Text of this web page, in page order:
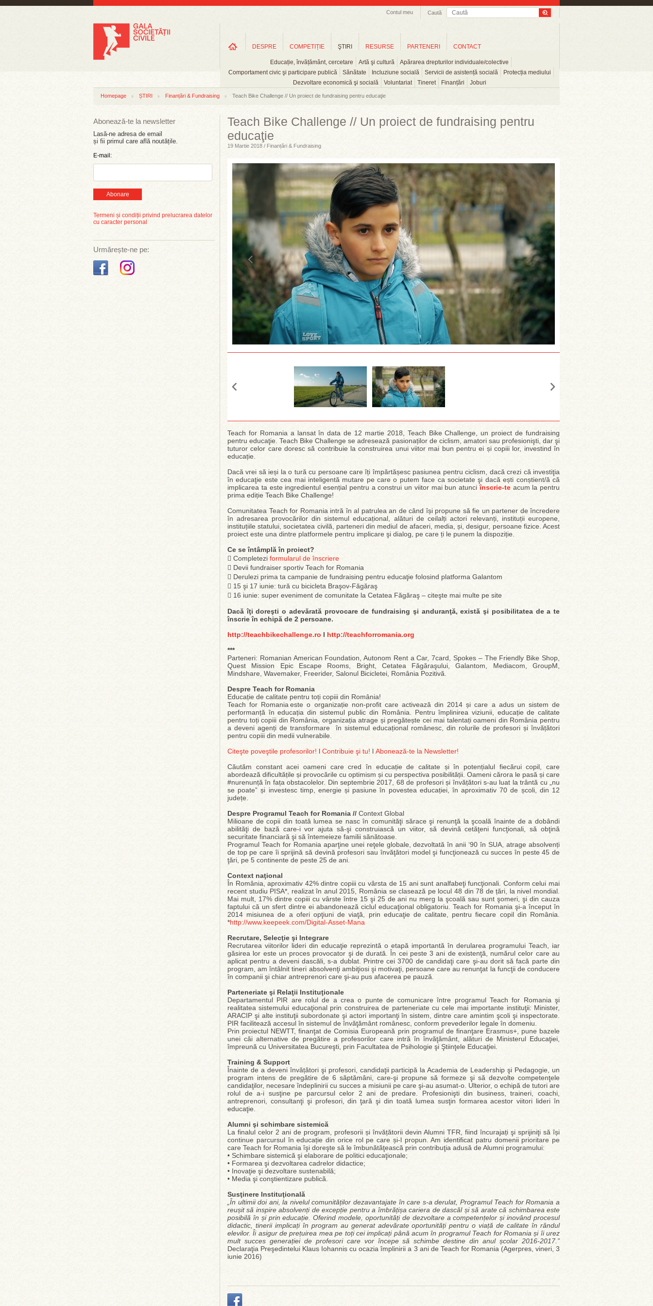
Caută
Contul meu
DESPRE COMPETIȚIE ŞTIRI
Educație, învățământ, cercetare Artă şi cultură
Apărarea drepturilor individuale/colective
Comportament civic şi participare publică
Sănătate Incluziune socială Servicii de asistență socială
Protecția mediului
Dezvoltare economică şi socială
Voluntariat Tineret Finanțări Joburi
RESURSE PARTENERI CONTACT
Homepage ȘTIRI Finanțări & Fundraising Teach Bike Challenge // Un proiect de fundraising pentru educaţie
Abonează-te la newsletter
Lasă-ne adresa de email
și fii primul care află noutățile.
E-mail:
Abonare
Termeni și condiții privind prelucrarea datelor
cu caracter personal
Urmărește-ne pe:
Teach Bike Challenge // Un proiect de fundraising pentru
educaţie
19 Martie 2018 / Finanțări & Fundraising
Teach for Romania a lansat în data de 12 martie 2018, Teach Bike Challenge, un proiect de fundraising
pentru educaţie. Teach Bike Challenge se adresează pasionaților de ciclism, amatori sau profesionişti, dar şi
tuturor celor care doresc să contribuie la construirea unui viitor mai bun pentru ei și copiii lor, investind în
educație.
Dacă vrei să ieși la o tură cu persoane care îți împărtășesc pasiunea pentru ciclism, dacă crezi că investiţia
în educaţie este cea mai inteligentă mutare pe care o putem face ca societate şi dacă ești conștient/ă că
implicarea ta este ingredientul esențial pentru a construi un viitor mai bun atunciînscrie-teacum la pentru
prima ediție Teach Bike Challenge!
Comunitatea Teach for Romania intră în al patrulea an de când își propune să fie un partener de încredere
în adresarea provocărilor din sistemul educațional, alături de ceilalți actori relevanți, instituții europene,
instituțiile statului, societatea civilă, parteneri din mediul de afaceri, media, și, desigur, persoane fizice. Acest
proiect este una dintre platformele pentru implicare şi dialog, pe care ți le punem la dispoziție.
Ce se întâmplă în proiect?
 Completezi formularul de înscriere
 Devii fundraiser sportiv Teach for Romania
 Derulezi prima ta campanie de fundraising pentru educaţie folosind platforma Galantom
 15 şi 17 iunie: tură cu bicicleta Braşov-Făgăraş
 16 iunie: super eveniment de comunitate la Cetatea Făgăraş – citeşte mai multe pe site
Dacă îţi doreşti o adevărată provocare de fundraising şi anduranţă, există şi posibilitatea de a te
înscrie în echipă de 2 persoane.
http://teachbikechallenge.ro l http://teachforromania.org
***
Parteneri: Romanian American Foundation, Autonom Rent a Car, 7card, Spokes – The Friendly Bike Shop,
Quest Mission Epic Escape Rooms, Bright, Cetatea Făgăraşului, Galantom, Mediacom, GroupM,
Mindshare, Wavemaker, Freerider, Salonul Bicicletei, România Pozitivă.
Despre Teach for Romania
Educație de calitate pentru toți copiii din România!
Teach for Romania este o organizație non-profit care activează din 2014 și care a adus un sistem de
performanță în educația din sistemul public din România. Pentru împlinirea viziunii, educație de calitate
pentru toți copiii din România, organizația atrage și pregătește cei mai talentați oameni din România pentru
a deveni agenți de transformare în sistemul educațional românesc, din rolurile de profesori și învățători
pentru copiii din medii vulnerabile.
Citeşte poveştile profesorilor! l Contribuie şi tu! l Abonează-te la Newsletter!
Căutăm constant acei oameni care cred în educație de calitate și în potențialul fiecărui copil, care
abordează dificultățile și provocările cu optimism și cu perspectiva posibilității. Oameni cărora le pasă și care
#nurenunță în fața obstacolelor. Din septembrie 2017, 68 de profesori și învățători s-au luat la trântă cu „nu
se poate” și investesc timp, energie și pasiune în povestea educației, în aproximativ 70 de școli, din 12
județe.
Despre Programul Teach for Romania // Context Global
Milioane de copii din toată lumea se nasc în comunităţi sărace şi renunţă la şcoală înainte de a dobândi
abilităţi de bază care-i vor ajuta să-şi construiască un viitor, să devină cetăţeni funcţionali, să obţină
securitate financiară şi să întemeieze familii sănătoase.
Programul Teach for Romania aparţine unei reţele globale, dezvoltată în anii ‘90 în SUA, atrage absolvenți
de top pe care îi sprijină să devină profesori sau învăţători model şi funcţionează cu succes în peste 45 de
ţări, pe 5 continente de peste 25 de ani.
Context naţional
În România, aproximativ 42% dintre copiii cu vârsta de 15 ani sunt analfabeţi funcţionali. Conform celui mai
recent studiu PISA*, realizat în anul 2015, România se clasează pe locul 48 din 78 de țări, la nivel mondial.
Mai mult, 17% dintre copiii cu vârste între 15 şi 25 de ani nu merg la şcoală sau sunt şomeri, şi din cauza
faptului că un sfert dintre ei abandonează ciclul educaţional obligatoriu. Teach for Romania şi-a început în
2014 misiunea de a oferi opţiuni de viaţă, prin educaţie de calitate, pentru fiecare copil din România.
*http://www.keepeek.com/Digital-Asset-Mana
Recrutare, Selecţie şi Integrare
Recrutarea viitorilor lideri din educaţie reprezintă o etapă importantă în derularea programului Teach, iar
găsirea lor este un proces provocator şi de durată. În cei peste 3 ani de existenţă, numărul celor care au
aplicat pentru a deveni dascăli, s-a dublat. Printre cei 3700 de candidaţi care şi-au dorit să facă parte din
program, am întâlnit tineri absolvenţi ambiţiosi şi motivaţi, persoane care au renunţat la funcţii de conducere
în companii şi chiar antreprenori care şi-au pus afacerea pe pauză.
Parteneriate şi Relaţii Instituţionale
Departamentul PIR are rolul de a crea o punte de comunicare între programul Teach for Romania şi
realitatea sistemului educaţional prin construirea de parteneriate cu cele mai importante instituţii: Minister,
ARACIP şi alte instituţii subordonate şi actori importanţi în sistem, dintre care amintim şcoli şi inspectorate.
PIR facilitează accesul în sistemul de învăţământ românesc, conform prevederilor legale în domeniu.
Prin proiectul NEWTT, finanţat de Comisia Europeană prin programul de finanţare Erasmus+, pune bazele
unei căi alternative de pregătire a profesorilor care intră în învăţământ, alături de Ministerul Educaţiei,
împreună cu Universitatea Bucureşti, prin Facultatea de Psihologie şi Ştiinţele Educaţiei.
Training & Support
Înainte de a deveni învățători şi profesori, candidaţii participă la Academia de Leadership şi Pedagogie, un
program intens de pregătire de 6 săptămâni, care-şi propune să formeze şi să dezvolte competenţele
candidaţilor, necesare îndeplinirii cu succes a misiunii pe care şi-au asumat-o. Ulterior, o echipă de tutori are
rolul de a-i susţine pe parcursul celor 2 ani de predare. Profesionişti din business, traineri, coachi,
antreprenori, consultanţi şi profesori, din ţară şi din toată lumea susţin formarea acestor viitori lideri în
educaţie.
Alumni şi schimbare sistemică
La finalul celor 2 ani de program, profesorii și învățătorii devin Alumni TFR, fiind încurajați şi sprijiniţi să își
continue parcursul în educație din orice rol pe care și-l propun. Am identificat patru domenii prioritare pe
care Teach for Romania îşi doreşte să le îmbunătăţească prin contribuţia adusă de Alumni programului:
• Schimbare sistemică şi elaborare de politici educaţionale;
• Formarea şi dezvoltarea cadrelor didactice;
• Inovaţie şi dezvoltare sustenabilă;
• Media şi conştientizare publică.
Susţinere Instituţională
„În ultimii doi ani, la nivelul comunităților dezavantajate în care s-a derulat, Programul Teach for Romania a
reușit să inspire absolvenți de excepție pentru a îmbrățișa cariera de dascăl și să arate că schimbarea este
posibilă în și prin educație. Oferind modele, oportunități de dezvoltare a competențelor și inovând procesul
didactic, tinerii implicați în program au generat adevărate oportunități pentru o viață de calitate în rândul
elevilor. Îi asigur de prețuirea mea pe toți cei implicați până acum în programul Teach for Romania și îi urez
mult succes generației de profesori care vor începe să schimbe destine din anul școlar 2016-2017.”
Declaraţia Preşedintelui Klaus Iohannis cu ocazia împlinirii a 3 ani de Teach for Romania (Agerpres, vineri, 3
iunie 2016)